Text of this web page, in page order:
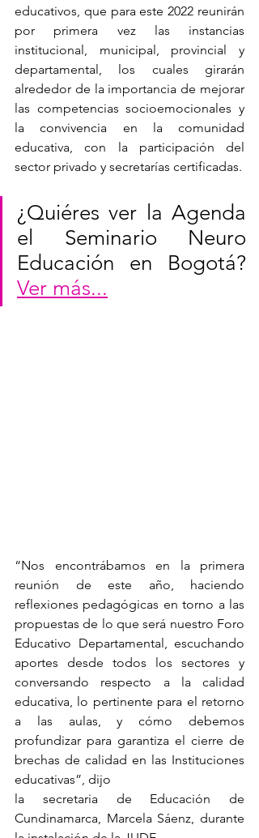
educativos, que para este 2022 reunirán
por primera vez las instancias
institucional, municipal, provincial y
departamental, los cuales girarán
alrededor de la importancia de mejorar
las competencias socioemocionales y
la convivencia en la comunidad
educativa, con la participación del
sector privado y secretarías certificadas.
¿Quiéres ver la Agenda
el Seminario Neuro
Ver más...
“Nos encontrábamos en la primera
reunión de este año, haciendo
reflexiones pedagógicas en torno a las
propuestas de lo que será nuestro Foro
Educativo Departamental, escuchando
aportes desde todos los sectores y
conversando respecto a la calidad
educativa, lo pertinente para el retorno
a las aulas, y cómo debemos
profundizar para garantiza el cierre de
brechas de calidad en las Instituciones
educativas”, dijo
la secretaria de Educación de
Cundinamarca, Marcela Sáenz, durante